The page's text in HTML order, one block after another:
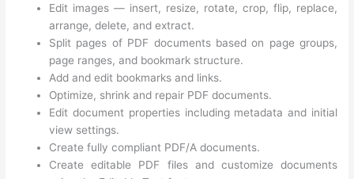
Edit images — insert, resize, rotate, crop, flip, replace,
arrange, delete, and extract.
Split pages of PDF documents based on page groups,
page ranges, and bookmark structure.
Add and edit bookmarks and links.
Optimize, shrink and repair PDF documents.
Edit document properties including metadata and initial
view settings.
Create fully compliant PDF/A documents.
Create editable PDF files and customize documents